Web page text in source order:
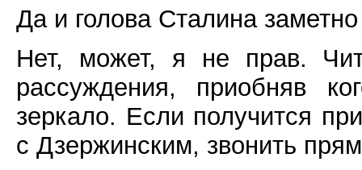
Да и голова Сталина
Нет, может, я не прав.
рассуждения, приобняв
зеркало. Если получится
с Дзержинским, звонить